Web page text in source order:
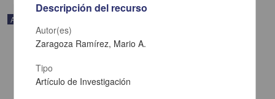
Artículo
Descripción del recurso
Autor(es)
Zaragoza Ramírez, Mario A.
Tipo
Artículo de Investigación